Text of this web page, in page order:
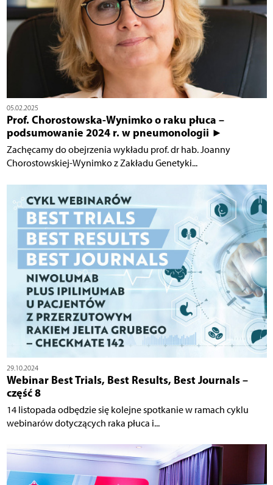
05.02.2025
Prof. Chorostowska-Wynimko o raku płuca –
podsumowanie 2024 r. w pneumonologii ►
Zachęcamy do obejrzenia wykładu prof. dr hab. Joanny
Chorostowskiej-Wynimko z Zakładu Genetyki...
29.10.2024
Webinar Best Trials, Best Results, Best Journals –
część 8
14 listopada odbędzie się kolejne spotkanie w ramach cyklu
webinarów dotyczących raka płuca i...